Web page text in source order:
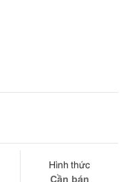
Hình thức
Cần bán